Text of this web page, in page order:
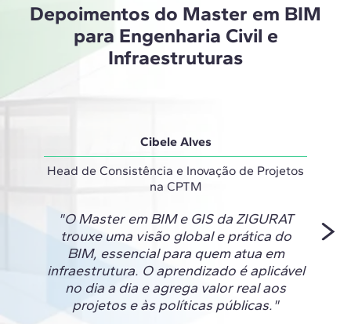
Depoimentos do Master em BIM
para Engenharia Civil e
Infraestruturas
Cibele Alves
Head de Consistência e Inovação de Projetos
na CPTM
"O Master em BIM e GIS da ZIGURAT
trouxe uma visão global e prática do
BIM, essencial para quem atua em
infraestrutura. O aprendizado é aplicável
no dia a dia e agrega valor real aos
projetos e às políticas públicas."